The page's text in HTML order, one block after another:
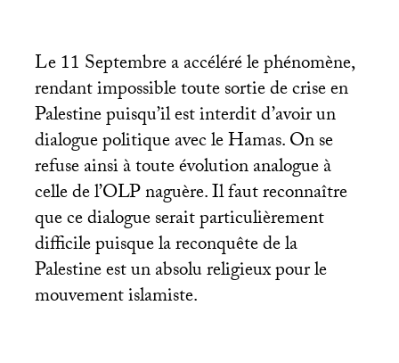
Le 11 Septembre a accéléré le phénomène,
rendant impossible toute sortie de crise en
Palestine puisqu’il est interdit d’avoir un
dialogue politique avec le Hamas. On se
refuse ainsi à toute évolution analogue à
celle de l’OLPnaguère. Il faut reconnaître
que ce dialogue serait particulièrement
difficile puisque la reconquête de la
Palestine est un absolu religieux pour le
mouvement islamiste.